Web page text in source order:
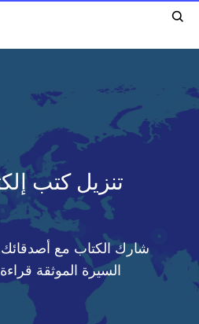
تنزيل كتب
شارك الكتاب مع
السيرة الموثقة